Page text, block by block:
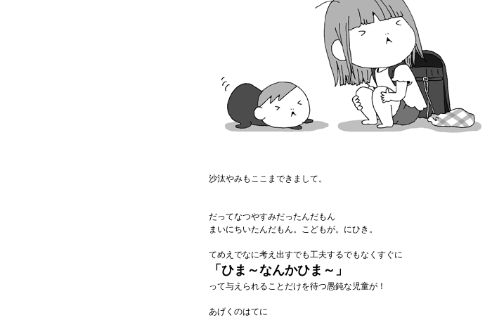
沙汰やみもここまできまして。
だってなつやすみだったんだもん
まいにちいたんだもん。こどもが。にひき。
てめえでなに考え出すでも工夫するでもなくすぐに
「ひま～なんかひま～」
って与えられることだけを待つ愚鈍な児童が！
あげくのはてに